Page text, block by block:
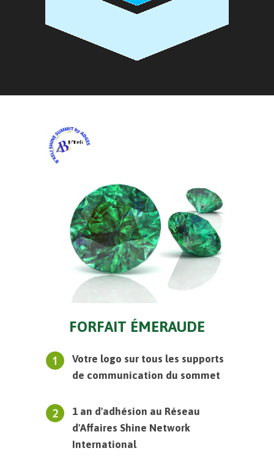
FORFAIT ÉMERAUDE
Votre logo sur tous les supports
de communication du sommet
1 an d'adhésion au Réseau
d'Affaires Shine Network
International